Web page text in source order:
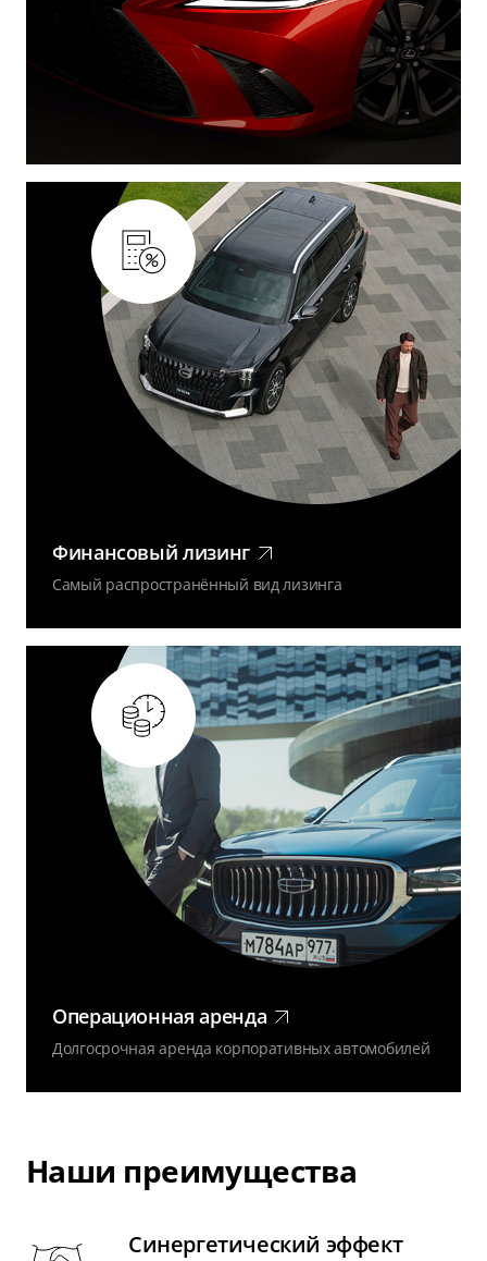
Финансовый лизинг
Самый распространённый вид лизинга
Операционная аренда
Долгосрочная аренда корпоративных автомобилей
Наши преимущества
Синергетический эффект